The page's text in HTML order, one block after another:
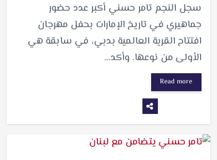
سجل النجم تامر حسني أكبر عدد حضور
جماهيري في تاريخ الإمارات بحفل مهرجان
افتتاح القرية العالمية بدبي، في سابقة هي
الأولى من نوعها. وأكد…
Read more